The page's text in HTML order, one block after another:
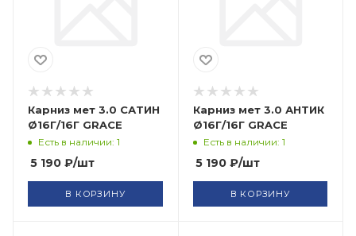
Карниз мет 3.0 САТИН
Ø16Г/16Г GRACE
Есть в наличии: 1
5 190 ₽/шт
В КОРЗИНУ
Карниз мет 3.0 АНТИК
Ø16Г/16Г GRACE
Есть в наличии: 1
5 190₽/шт
В КОРЗИНУ